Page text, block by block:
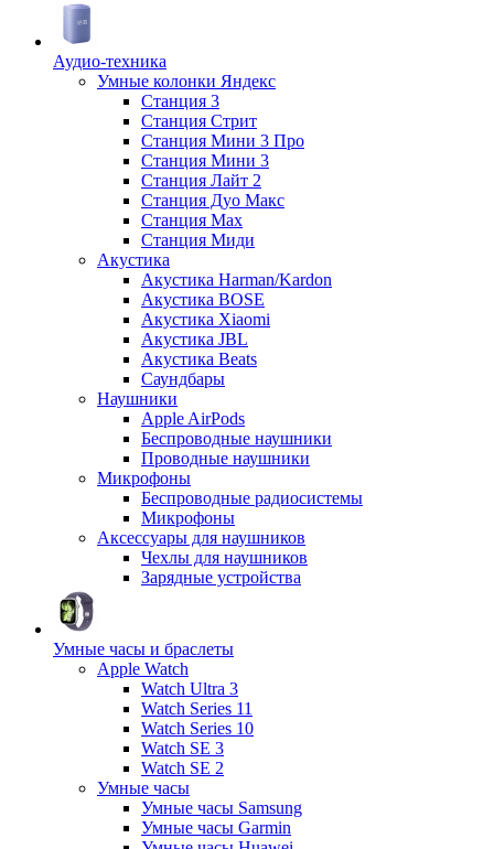
Аудио-техника
Умные колонки Яндекс
Станция 3
Станция Стрит
Станция Мини 3 Про
Станция Мини 3
Станция Лайт 2
Станция Дуо Макс
Станция Max
Станция Миди
Акустика
Акустика Harman/Kardon
Акустика BOSE
Акустика Xiaomi
Акустика JBL
Акустика Beats
Саундбары
Наушники
Apple AirPods
Беспроводные наушники
Проводные наушники
Микрофоны
Беспроводные радиосистемы
Микрофоны
Аксессуары для наушников
Чехлы для наушников
Зарядные устройства
Умные часы и браслеты
Apple Watch
Watch Ultra 3
Watch Series 11
Watch Series 10
Watch SE 3
Watch SE 2
Умные часы
Умные часы Samsung
Умные часы Garmin